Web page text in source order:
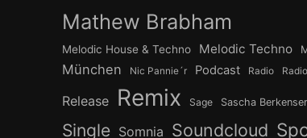
Mathew Brabham
Melodic House & Techno Melodic Techno
München Nic Pannie´r Podcast Radio
Release Remix Sage Sascha Berkenser
Single Somnia Soundcloud